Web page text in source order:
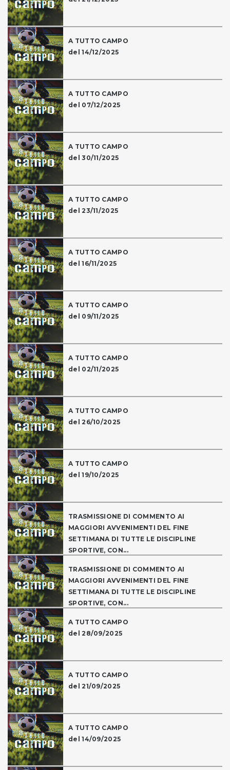
A TUTTO CAMPO
del 14/12/2025
A TUTTO CAMPO
del 07/12/2025
A TUTTO CAMPO
del 30/11/2025
A TUTTO CAMPO
del 23/11/2025
A TUTTO CAMPO
del 16/11/2025
A TUTTO CAMPO
del 09/11/2025
A TUTTO CAMPO
del 02/11/2025
A TUTTO CAMPO
del 26/10/2025
A TUTTO CAMPO
del 19/10/2025
TRASMISSIONE DI COMMENTO AI
MAGGIORI AVVENIMENTI DEL FINE
SETTIMANA DI TUTTE LE DISCIPLINE
SPORTIVE, CON...
TRASMISSIONE DI COMMENTO AI
MAGGIORI AVVENIMENTI DEL FINE
SETTIMANA DI TUTTE LE DISCIPLINE
SPORTIVE, CON...
A TUTTO CAMPO
del 28/09/2025
A TUTTO CAMPO
del 21/09/2025
A TUTTO CAMPO
del 14/09/2025